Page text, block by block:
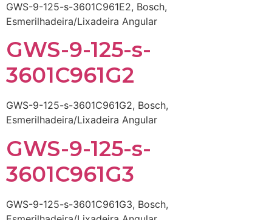
GWS-9-125-s-3601C961E2, Bosch,
Esmerilhadeira/Lixadeira Angular
GWS-9-125-s-
3601C961G2
GWS-9-125-s-3601C961G2, Bosch,
Esmerilhadeira/Lixadeira Angular
GWS-9-125-s-
3601C961G3
GWS-9-125-s-3601C961G3, Bosch,